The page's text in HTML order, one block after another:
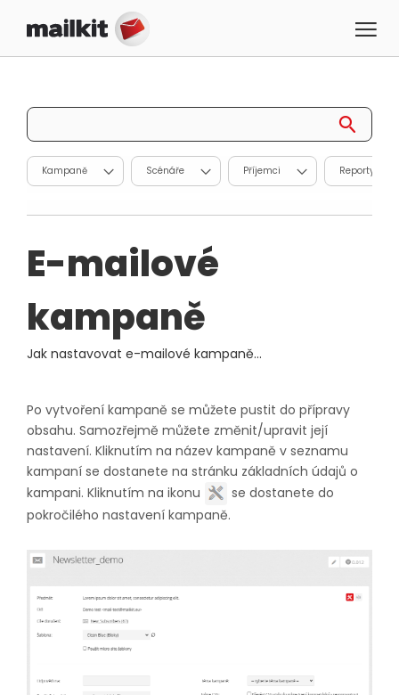
Kampaně Scénáře Příjemci Reporty
E-mailové
kampaně
Jak nastavovat e-mailové kampaně...
Po vytvoření kampaně se můžete pustit do přípravy
obsahu. Samozřejmě můžete změnit/upravit její
nastavení. Kliknutím na název kampaně v seznamu
kampaní se dostanete na stránku základních údajů o
kampani. Kliknutím na ikonu
se dostanete do
pokročilého nastavení kampaně.